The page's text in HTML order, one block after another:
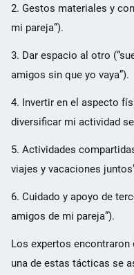
2. Gestos materiales y
mi pareja”).
3. Dar espacio al otro
amigos sin que yo vaya”).
4. Invertir en el aspecto
diversificar mi actividad
5. Actividades
viajes y vacaciones
6. Cuidado y apoyo de
amigos de mi pareja”).
Los expertos
una de estas tácticas se